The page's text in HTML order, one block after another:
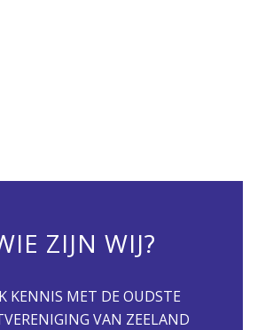
ZIJN WIJ?
KENNIS MET DE OUDSTE
VAN ZEELAND